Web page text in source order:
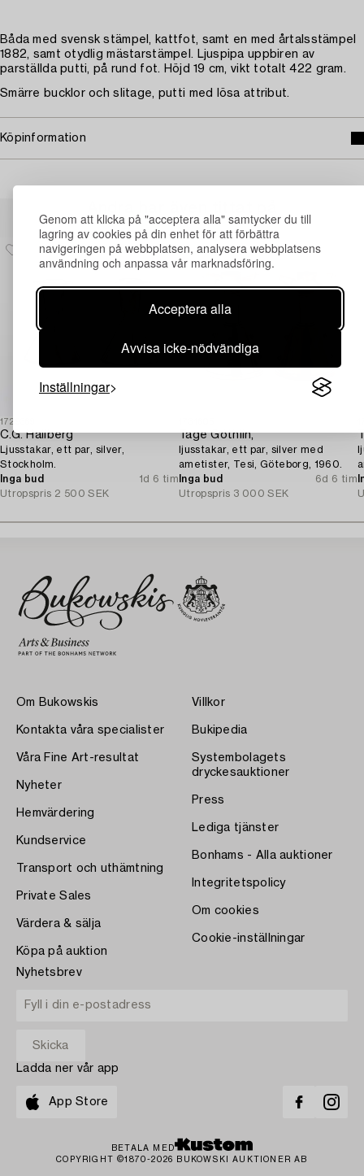
Genom att klicka på "acceptera alla" samtycker du till
lagring av cookies på din enhet för att förbättra
navigeringen på webbplatsen, analysera webbplatsens
användning och anpassa vår marknadsföring.
Acceptera alla
Avvisa icke-nödvändiga
Inställningar
Båda med svensk stämpel, kattfot, samt en med årtalsstämpel
1882, samt otydlig mästarstämpel. Ljuspipa uppbiren av
parställda putti, på rund fot. Höjd 19 cm, vikt totalt 422 gram.
Smärre bucklor och slitage, putti med lösa attribut.
Köpinformation
1729369
C.G. Hallberg
Ljusstakar, ett par, silver,
Stockholm.
Inga bud
1d 6 tim
Utropspris 2 500 SEK
Tage Göthlin,
ljusstakar, ett par, silver med
ametister, Tesi, Göteborg, 1960.
Inga bud
6d 6 tim
Utropspris 3 000 SEK
Om Bukowskis
Kontakta våra specialister
Våra Fine Art-resultat
Nyheter
Hemvärdering
Kundservice
Transport och uthämtning
Private Sales
Värdera & sälja
Köpa på auktion
Villkor
Bukipedia
Systembolagets
dryckesauktioner
Press
Lediga tjänster
Bonhams - Alla auktioner
Integritetspolicy
Om cookies
Cookie-inställningar
Nyhetsbrev
Ladda ner vår app
App Store
BETALA MED
COPYRIGHT ©1870-2026 BUKOWSKI AUKTIONER AB